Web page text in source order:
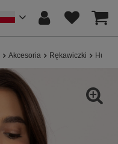
Akcesoria Rękawiczki